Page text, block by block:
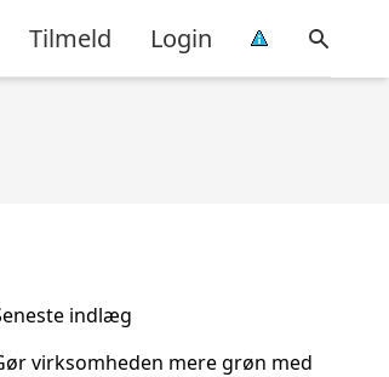
Tilmeld Login
indlæg
virksomheden mere grøn med